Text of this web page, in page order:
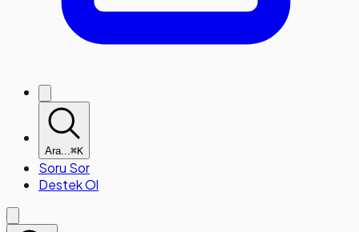
Ara...⌘K
Soru Sor
Destek Ol